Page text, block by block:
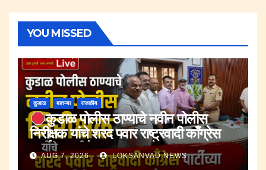
YOU MISSED
कुडाळ बातम्या राजकीय
कुडाळ पोलीस ठाण्याचे नवीन पोलीस
निरीक्षक यांचे शरद पवार राष्ट्रवादी काँग्रेस
पार्टीच्या वतीने करण्यात आले स्वागत.
AUG 7, 2026 LOKSANVAD NEWS